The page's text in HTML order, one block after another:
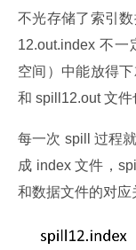
不光存储了索引
12.out.index 不
空间）中能放得
和 spill12.out 文
每一次 spill 过程
成 index 文件，
和数据文件的对应